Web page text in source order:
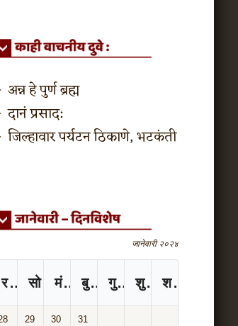
अन्न हे पुर्ण ब्रह्म
दानं प्रसाद:
जिल्हावार पर्यटन ठिकाणे, भटकंती
रविवार सोमवार मंगळवार बुधवार गुरुवार शुक्रवार शनिवार
जानेवारी २०२४
29 30 31